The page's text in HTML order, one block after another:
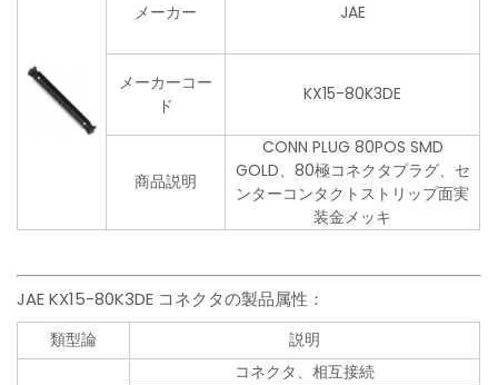
メーカー JAE
メーカーコー
ド
KX15-80K3DE
商品説明
CONN PLUG 80POS SMD
GOLD、80極コネクタプラグ、セ
ンターコンタクトストリップ面実
装金メッキ
JAE KX15-80K3DE コネクタの製品属性：
類型論 説明
コネクタ、相互接続